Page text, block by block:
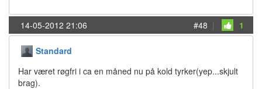
14-05-2012 21:06 #48 | 1
Standard
Har været røgfri i ca en måned nu på kold tyrker(yep...skjult
brag).